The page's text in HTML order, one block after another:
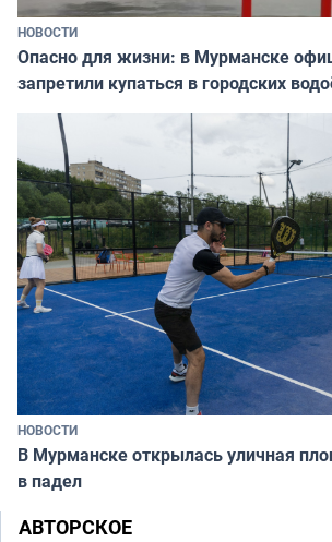
НОВОСТИ
Опасно для жизни: в Мурманске
запретили купаться в городских
НОВОСТИ
В Мурманске открылась уличная
в падел
АВТОРСКОЕ